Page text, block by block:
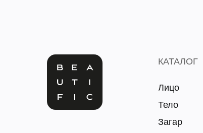
КАТАЛОГ
Тело
Загар
Лицо